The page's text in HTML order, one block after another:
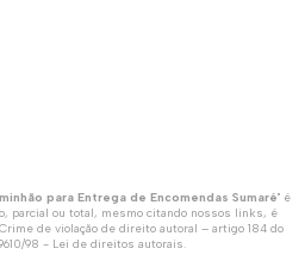
para Entrega de Encomendas Sumaré" é
parcial ou total, mesmo citando nossos links, é
de violação de direito autoral – artigo 184 do
98 - Lei de direitos autorais